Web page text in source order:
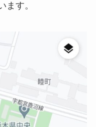
ます。